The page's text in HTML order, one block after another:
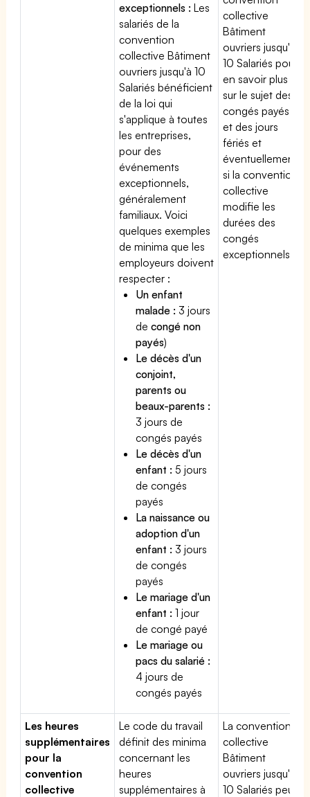
exceptionnels : Les
salariés de la
convention
collective Bâtiment
ouvriers jusqu'à 10
Salariés bénéficient
de la loi qui
s'applique à toutes
les entreprises,
pour des
événements
exceptionnels,
généralement
familiaux. Voici
quelques exemples
de minima que les
employeurs doivent
respecter :
Un enfant
malade : 3 jours
decongé non
payés)
Le décès d'un
conjoint,
parents ou
beaux-parents :
3 jours de
congés payés
Le décès d'un
enfant : 5 jours
de congés
payés
La naissance ou
adoption d'un
enfant : 3 jours
de congés
payés
Le mariage d'un
enfant : 1 jour
de congé payé
Le mariage ou
pacs du salarié :
4 jours de
congés payés
collective
Bâtiment
ouvriers jusqu'à
10 Salariés pour
en savoir plus
sur le sujet des
congés payés
et des jours
fériés et
éventuellement
si la convention
collective
modifie les
durées des
congés
exceptionnels.
Les heures
supplémentaires
pour la
convention
collective
Le code du travail
définit des minima
concernant les
heures
supplémentaires à
La convention
collective
Bâtiment
ouvriers jusqu'à
10 Salariés peut